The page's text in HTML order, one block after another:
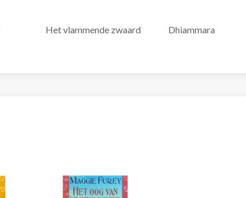
Het vlammende zwaard Dhiammara